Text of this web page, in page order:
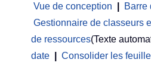
Vue de conception
Barre
Gestionnaire de classeurs
de ressources(Texte
date
Consolider les